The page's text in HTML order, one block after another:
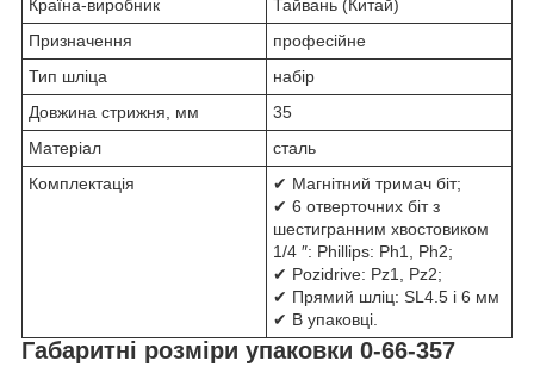
Країна-виробник
Тайвань (Китай)
Призначення
професійне
Тип шліца
набір
Довжина стрижня, мм
35
Матеріал
сталь
Комплектація
✔ Магнітний тримач біт;
✔ 6 отверточних біт з
шестигранним хвостовиком
1/4 ″: Phillips: Ph1, Ph2;
✔ Pozidrive: Pz1, Pz2;
✔ Прямий шліц: SL4.5 і 6 мм
✔ В упаковці.
Габаритні розміри упаковки 0-66-357